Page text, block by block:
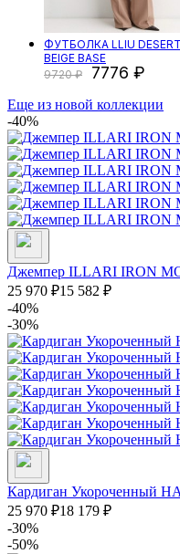
ФУТБОЛКА LLIU DESERT
BEIGE BASE
9720
7776
Еще из новой коллекции
-40%
Джемпер ILLARI IRON
25 970 ₽15 582 ₽
-40%
-30%
Кардиган Укороченный
25 970 ₽18 179 ₽
-30%
-50%